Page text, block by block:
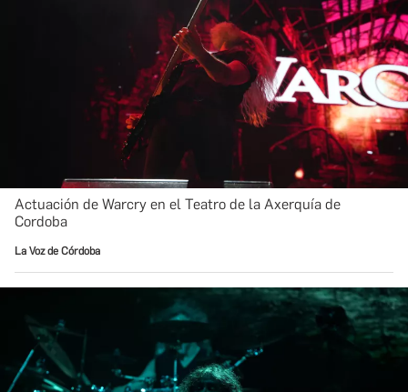
Actuación de Warcry en el Teatro de la Axerquía de
Cordoba
La Voz de Córdoba